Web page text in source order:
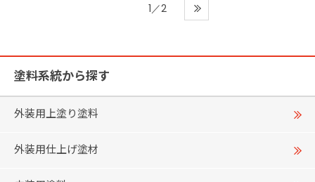
1／2
塗料系統から探す
外装用上塗り塗料
外装用仕上げ塗材